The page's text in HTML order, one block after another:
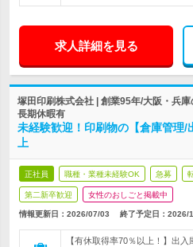
求人詳細を見る
塚田印刷株式会社 | 創業95年/大阪・兵
長期休暇有
未経験歓迎！印刷物の【倉庫管理/
上
正社員 職種・業種未経験OK 急募
第二新卒歓迎 女性のおしごと掲載中
情報更新日：2026/07/03 終了予定日： 2026/
【有休取得率70％以上！】出